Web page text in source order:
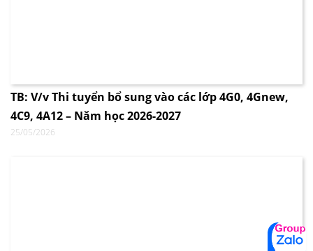
TB: V/v Thi tuyển bổ sung vào các lớp 4G0, 4Gnew,
4C9, 4A12 – Năm học 2026-2027
25/05/2026